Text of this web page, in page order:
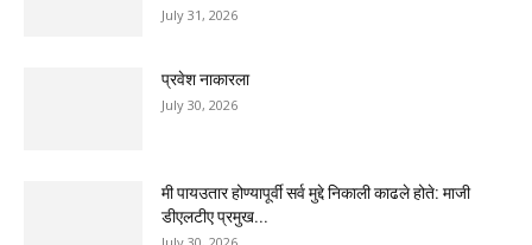
July 31, 2026
प्रवेश नाकारला
July 30, 2026
मी पायउतार होण्यापूर्वी सर्व मुद्दे निकाली काढले होते: माजी
डीएलटीए प्रमुख...